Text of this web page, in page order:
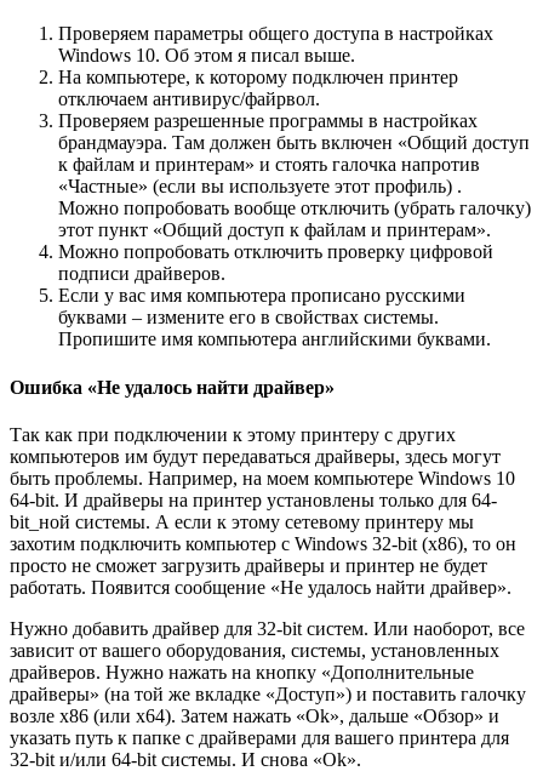
Проверяем параметры общего доступа в настройках
Windows 10. Об этом я писал выше.
На компьютере, к которому подключен принтер
отключаем антивирус/файрвол.
Проверяем разрешенные программы в настройках
брандмауэра. Там должен быть включен «Общий доступ
к файлам и принтерам» и стоять галочка напротив
«Частные» (если вы используете этот профиль) .
Можно попробовать вообще отключить (убрать галочку)
этот пункт «Общий доступ к файлам и принтерам».
Можно попробовать отключить проверку цифровой
подписи драйверов.
Если у вас имя компьютера прописано русскими
буквами – измените его в свойствах системы.
Пропишите имя компьютера английскими буквами.
Ошибка «Не удалось найти драйвер»
Так как при подключении к этому принтеру с других
компьютеров им будут передаваться драйверы, здесь могут
быть проблемы. Например, на моем компьютере Windows 10
64-bit. И драйверы на принтер установлены только для 64-
bit_ной системы. А если к этому сетевому принтеру мы
захотим подключить компьютер с Windows 32-bit (x86), то он
просто не сможет загрузить драйверы и принтер не будет
работать. Появится сообщение «Не удалось найти драйвер».
Нужно добавить драйвер для 32-bit систем. Или наоборот, все
зависит от вашего оборудования, системы, установленных
драйверов. Нужно нажать на кнопку «Дополнительные
драйверы» (на той же вкладке «Доступ») и поставить галочку
возле x86 (или x64). Затем нажать «Ok», дальше «Обзор» и
указать путь к папке с драйверами для вашего принтера для
32-bit и/или 64-bit системы. И снова «Ok».